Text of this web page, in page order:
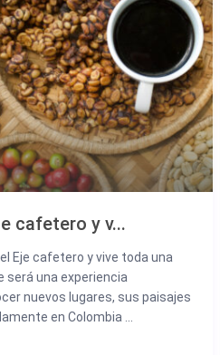
cafetero y v...
Eje cafetero y vive toda una
será una experiencia
nuevos lugares, sus paisajes
en Colombia ...